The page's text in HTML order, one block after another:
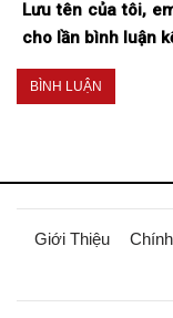
Lưu tên của tôi,
cho lần bình luận
Giới Thiệu